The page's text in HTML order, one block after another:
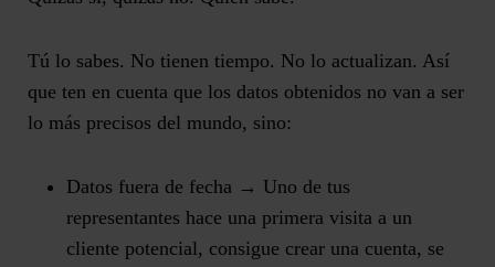
Tú lo sabes. No tienen tiempo. No lo actualizan. Así
que ten en cuenta que los datos obtenidos no van a ser
lo más precisos del mundo, sino:
Datos fuera de fecha → Uno de tus
representantes hace una primera visita a un
cliente potencial, consigue crear una cuenta, se